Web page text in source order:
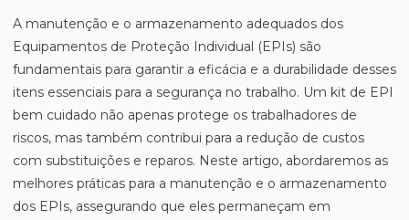
A manutenção e o armazenamento adequados dos
Equipamentos de Proteção Individual (EPIs) são
fundamentais para garantir a eficácia e a durabilidade desses
itens essenciais para a segurança no trabalho. Um kit de EPI
bem cuidado não apenas protege os trabalhadores de
riscos, mas também contribui para a redução de custos
com substituições e reparos. Neste artigo, abordaremos as
melhores práticas para a manutenção e o armazenamento
dos EPIs, assegurando que eles permaneçam em